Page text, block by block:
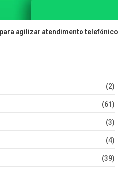
para agilizar atendimento telefônico
(2)
(61)
(3)
(4)
(39)